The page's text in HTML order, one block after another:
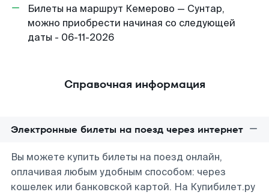
Билеты на маршрут Кемерово — Сунтар,
можно приобрести начиная со следующей
даты - 06-11-2026
Справочная информация
Электронные билеты на поезд через интернет
Вы можете купить билеты на поезд онлайн,
оплачивая любым удобным способом: через
кошелек или банковской картой. На Купибилет.ру